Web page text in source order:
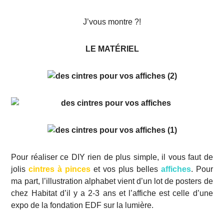
J’vous montre ?!
LE MATÉRIEL
Pour réaliser ce DIY rien de plus simple, il vous faut de
joliscintres à pinces et vos plus belles affiches. Pour
ma part, l’illustration alphabet vient d’un lot de posters de
chez Habitat d’il y a 2-3 ans et l’affiche est celle d’une
expo de la fondation EDF sur la lumière.